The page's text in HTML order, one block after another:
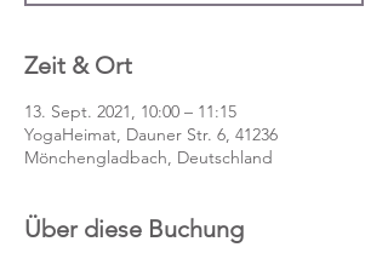
Zeit & Ort
13. Sept. 2021, 10:00 – 11:15
YogaHeimat, Dauner Str. 6, 41236
Mönchengladbach, Deutschland
Über diese Buchung